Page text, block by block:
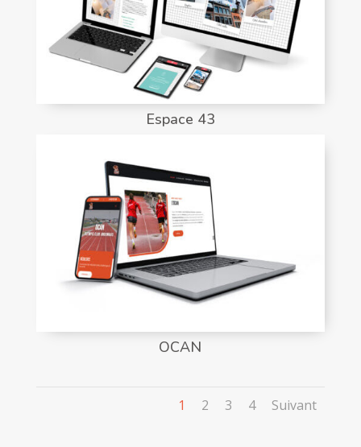
Espace 43
OCAN
1 2 3 4 Suivant